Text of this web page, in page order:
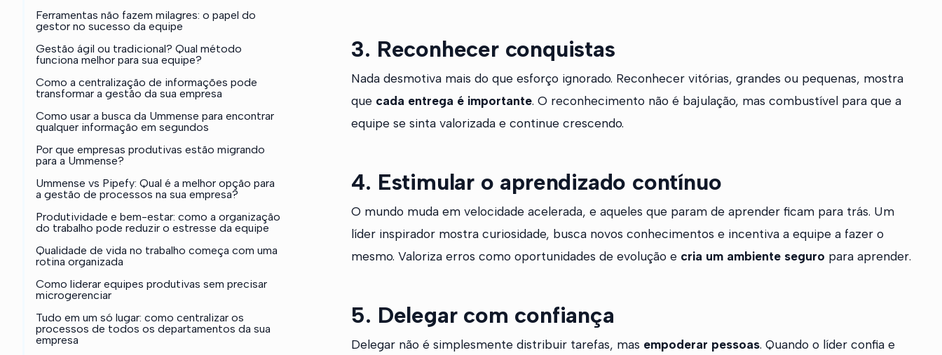
Ferramentas não fazem milagres: o papel do
gestor no sucesso da equipe
Gestão ágil ou tradicional? Qual método
funciona melhor para sua equipe?
Como a centralização de informações pode
transformar a gestão da sua empresa
Como usar a busca da Ummense para encontrar
qualquer informação em segundos
Por que empresas produtivas estão migrando
para a Ummense?
Ummense vs Pipefy: Qual é a melhor opção para
a gestão de processos na sua empresa?
Produtividade e bem-estar: como a organização
do trabalho pode reduzir o estresse da equipe
Qualidade de vida no trabalho começa com uma
rotina organizada
Como liderar equipes produtivas sem precisar
microgerenciar
Tudo em um só lugar: como centralizar os
processos de todos os departamentos da sua
empresa
3. Reconhecer conquistas
Nada desmotiva mais do que esforço ignorado. Reconhecer vitórias, grandes ou pequenas, mostra
que cada entrega é importante. O reconhecimento não é bajulação, mas combustível para que a
equipe se sinta valorizada e continue crescendo.
4. Estimular o aprendizado contínuo
O mundo muda em velocidade acelerada, e aqueles que param de aprender ficam para trás. Um
líder inspirador mostra curiosidade, busca novos conhecimentos e incentiva a equipe a fazer o
mesmo. Valoriza erros como oportunidades de evolução e cria um ambiente seguro para aprender.
5. Delegar com confiança
Delegar não é simplesmente distribuir tarefas, mas empoderar pessoas. Quando o líder confia e